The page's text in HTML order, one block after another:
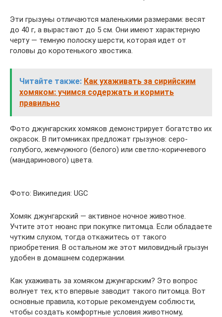
Эти грызуны отличаются маленькими размерами: весят
до 40 г, а вырастают до 5 см. Они имеют характерную
черту — темную полоску шерсти, которая идет от
головы до коротенького хвостика.
Читайте также: Как ухаживать за сирийским
хомяком: учимся содержать и кормить
правильно
Фото джунгарских хомяков демонстрирует богатство их
окрасок. В питомниках предложат грызунов: серо-
голубого, жемчужного (белого) или светло-коричневого
(мандаринового) цвета.
Фото: Википедия: UGC
Хомяк джунгарский — активное ночное животное.
Учтите этот нюанс при покупке питомца. Если обладаете
чутким слухом, тогда откажитесь от такого
приобретения. В остальном же этот миловидный грызун
удобен в домашнем содержании.
Как ухаживать за хомяком джунгарским? Это вопрос
волнует тех, кто впервые заводит такого питомца. Вот
основные правила, которые рекомендуем соблюсти,
чтобы создать комфортные условия животному,